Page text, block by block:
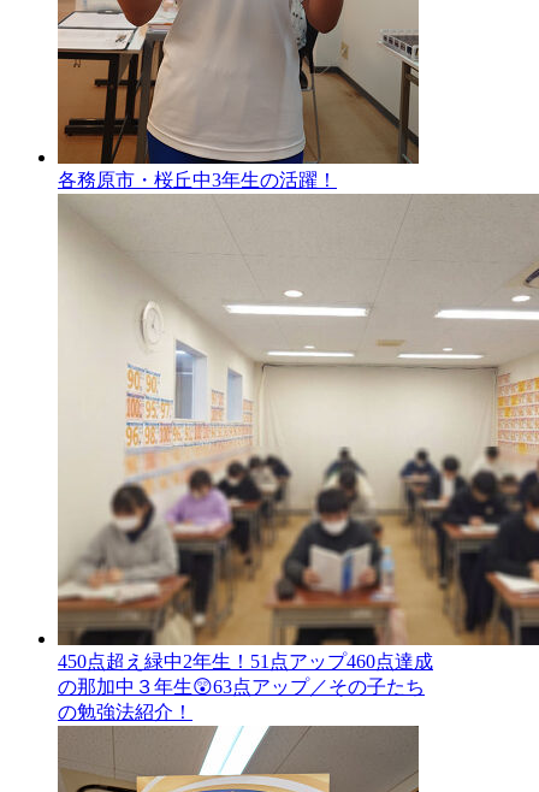
各務原市・桜丘中3年生の活躍！
450点超え緑中2年生！51点アップ460点達成
の那加中３年生😲63点アップ／その子たち
の勉強法紹介！